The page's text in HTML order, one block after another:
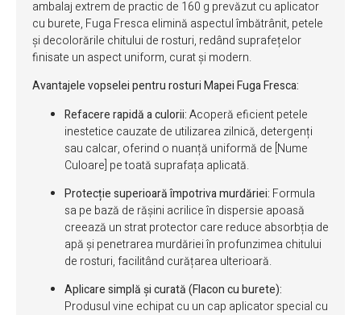
ambalaj extrem de practic de 160 g prevăzut cu aplicator
cu burete, Fuga Fresca elimină aspectul îmbătrânit, petele
și decolorările chitului de rosturi, redând suprafețelor
finisate un aspect uniform, curat și modern.
Avantajele vopselei pentru rosturi Mapei Fuga Fresca:
Refacere rapidă a culorii:Acoperă eficient petele
inestetice cauzate de utilizarea zilnică, detergenți
sau calcar, oferind o nuanță uniformă de [Nume
Culoare] pe toată suprafața aplicată.
Protecție superioară împotriva murdăriei: Formula
sa pe bază de rășini acrilice în dispersie apoasă
creează un strat protector care reduce absorbția de
apă și penetrarea murdăriei în profunzimea chitului
de rosturi, facilitând curățarea ulterioară.
Aplicare simplă și curată (Flacon cu burete):
Produsul vine echipat cu un cap aplicator special cu